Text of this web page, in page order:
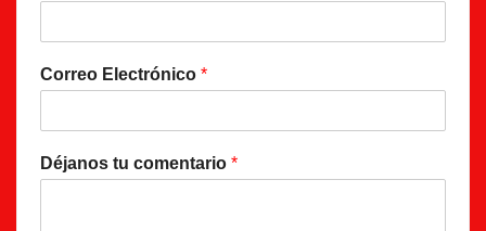
Correo Electrónico *
Déjanos tu comentario *